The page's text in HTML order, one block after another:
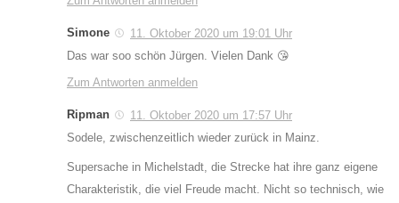
Simone
11. Oktober 2020 um 19:01 Uhr
Das war soo schön Jürgen. Vielen Dank 😘
Zum Antworten anmelden
Ripman
11. Oktober 2020 um 17:57 Uhr
Sodele, zwischenzeitlich wieder zurück in Mainz.
Supersache in Michelstadt, die Strecke hat ihre ganz eigene
Charakteristik, die viel Freude macht. Nicht so technisch, wie